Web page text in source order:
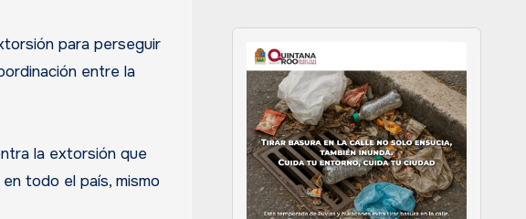
para perseguir
entre la
la extorsión que
todo el país, mismo